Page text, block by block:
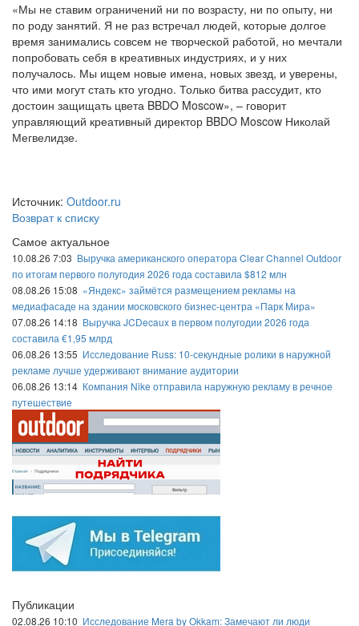
«Мы не ставим ограничений ни по возрасту, ни по опыту, ни
по роду занятий. Я не раз встречал людей, которые долгое
время занимались совсем не творческой работой, но мечтали
попробовать себя в креативных индустриях, и у них
получалось. Мы ищем новые имена, новых звезд, и уверены,
что ими могут стать кто угодно. Только битва рассудит, кто
достоин защищать цвета BBDO Moscow», – говорит
управляющий креативный директор BBDO Moscow Николай
Мегвелидзе.
Источник: Outdoor.ru
Возврат к списку
Самое актуальное
10.08.26 7:03 Выручка американского оператора Clear Channel Outdoor
по итогам первого полугодия 2026 года составила $812 млн
08.08.26 15:08 «Яндекс» займётся размещением рекламы на
медиафасаде на здании московского бизнес-центра «Парк Мира»
07.08.26 14:18 Выручка JCDecaux в первом полугодии 2026 года
составила €1,95 млрд
06.08.26 13:55 Исследование Russ: 10-секундные ролики в наружной
рекламе лучше удерживают внимание аудитории
06.08.26 13:14 Компания Nike отправила наружную рекламу в речное
путешествие
Публикации
02.08.26 10:10 Исследование Mera by Okkam: Замечают ли люди